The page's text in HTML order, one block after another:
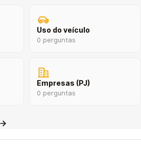
Uso do veículo
0 perguntas
Empresas (PJ)
0 perguntas